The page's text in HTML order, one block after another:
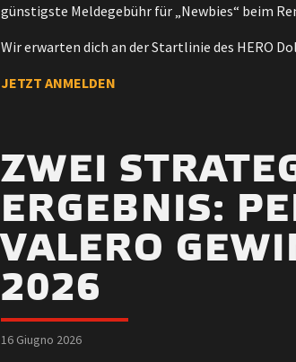
günstigste Meldegebühr für „Newbies“ beim
Wir erwarten dich an der Startlinie des HERO
JETZT ANMELDEN
ZWEI
ERGEBNIS:
VALERO
2026
16 Giugno 2026